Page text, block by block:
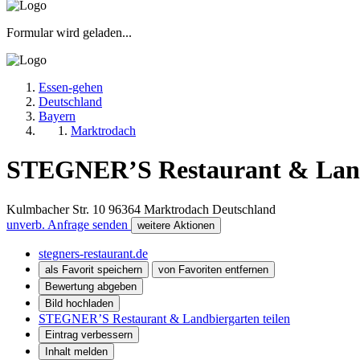
Formular wird geladen...
Essen-gehen
Deutschland
Bayern
Marktrodach
STEGNER’S Restaurant &
Kulmbacher Str. 10 96364 Marktrodach Deutschland
unverb. Anfrage senden
weitere Aktionen
stegners-restaurant.de
als Favorit speichern
von Favoriten entfernen
Bewertung abgeben
Bild hochladen
STEGNER’S Restaurant & Landbiergarten teilen
Eintrag verbessern
Inhalt melden